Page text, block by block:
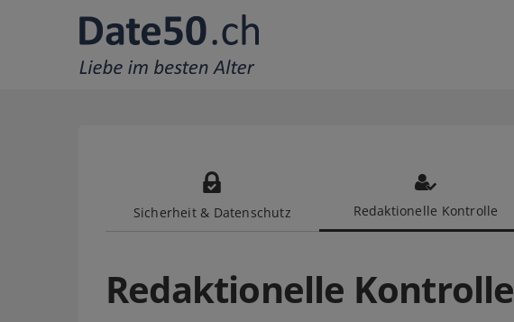
Sicherheit & Datenschutz Redaktionelle Kontrolle
Redaktionelle Kontrolle